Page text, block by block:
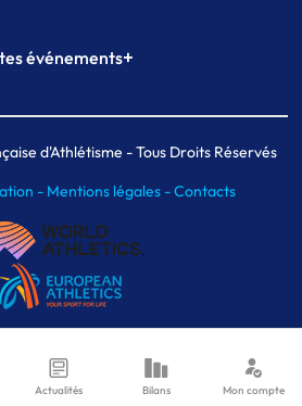
Formation
événements+
de Paris indoor
Ekiden de Paris
d'Athlétisme - Tous Droits Réservés
- Mentions légales -Contacts
Actualités Bilans Mon compte